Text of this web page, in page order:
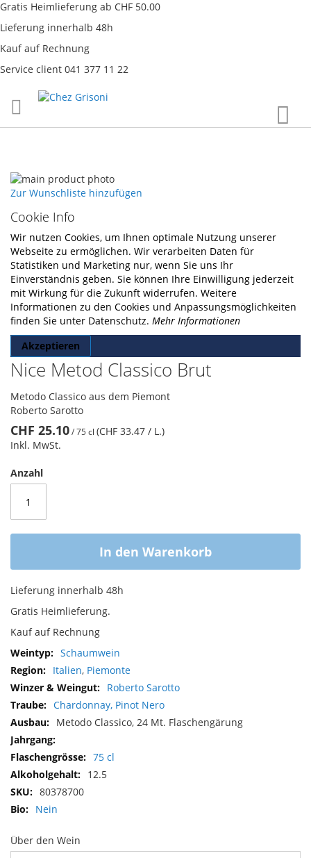
Gratis Heimlieferung ab CHF 50.00
Lieferung innerhalb 48h
Kauf auf Rechnung
Service client 041 377 11 22
Inhalt
Cookie Info
Wir nutzen Cookies, um Ihnen optimale Nutzung unserer
Webseite zu ermöglichen. Wir verarbeiten Daten für
Statistiken und Marketing nur, wenn Sie uns Ihr
Einverständnis geben. Sie können Ihre Einwilligung jederzeit
mit Wirkung für die Zukunft widerrufen. Weitere
Informationen zu den Cookies und Anpassungsmöglichkeiten
finden Sie unter Datenschutz. Mehr Informationen
Akzeptieren
Nice Metod Classico Brut
Metodo Classico aus dem Piemont
Roberto Sarotto
CHF 25.10/75 cl (CHF 33.47 / L.)
Inkl. MwSt.
Anzahl
In den Warenkorb
Lieferung innerhalb 48h
Gratis Heimlieferung.
Kauf auf Rechnung
Skip
to
end
of
the
images
gallery
Skip
the
beginning
of
the
images
gallery
Zur Wunschliste hinzufügen
Mehr
Informationen
Schaumwein
Italien, Piemonte
Roberto Sarotto
Chardonnay, Pinot Nero
Metodo Classico, 24 Mt. Flaschengärung
75 cl
12.5
80378700
Nein
Über den Wein